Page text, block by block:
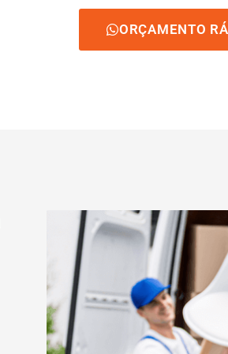
ORÇAMENTO